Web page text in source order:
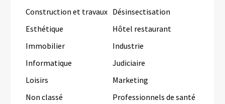
Construction et travaux Désinsectisation
Esthétique
Hôtel restaurant
Immobilier
Industrie
Informatique
Judiciaire
Loisirs
Marketing
Non classé
Professionnels de santé